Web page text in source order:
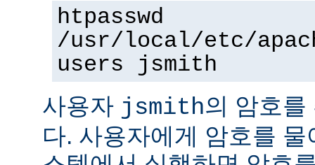
htpasswd
/usr/local/etc/
users jsmith
사용자 jsmith의 암호를
다. 사용자에게 암호를